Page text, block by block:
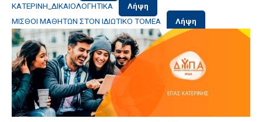
ΚΑΤΕΡΙΝΗ_ΔΙΚΑΙΟΛΟΓΗΤΙΚΑ
Λήψη
ΜΙΣΘΟΙ ΜΑΘΗΤΩΝ ΣΤΟΝ ΙΔΙΩΤΙΚΟ ΤΟΜΕΑ
Λήψη